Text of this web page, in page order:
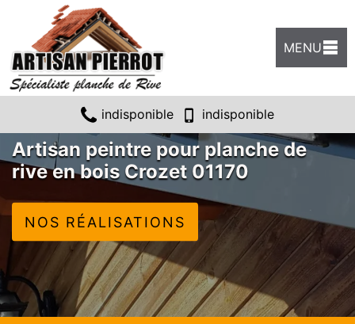
MENU
indisponible indisponible
Artisan peintre pour planche de
rive en bois Crozet 01170
NOS RÉALISATIONS